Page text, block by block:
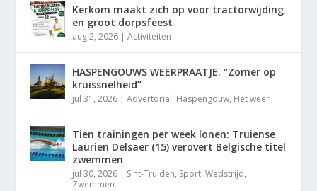
Kerkom maakt zich op voor tractorwijding
en groot dorpsfeest
aug 2, 2026 |Activiteiten
HASPENGOUWS WEERPRAATJE. “Zomer op
kruissnelheid”
jul 31, 2026 |Advertorial, Haspengouw, Het weer
Tien trainingen per week lonen: Truiense
Laurien Delsaer (15) verovert Belgische titel
zwemmen
jul 30, 2026 | Sint-Truiden, Sport,Wedstrijd,
Zwemmen